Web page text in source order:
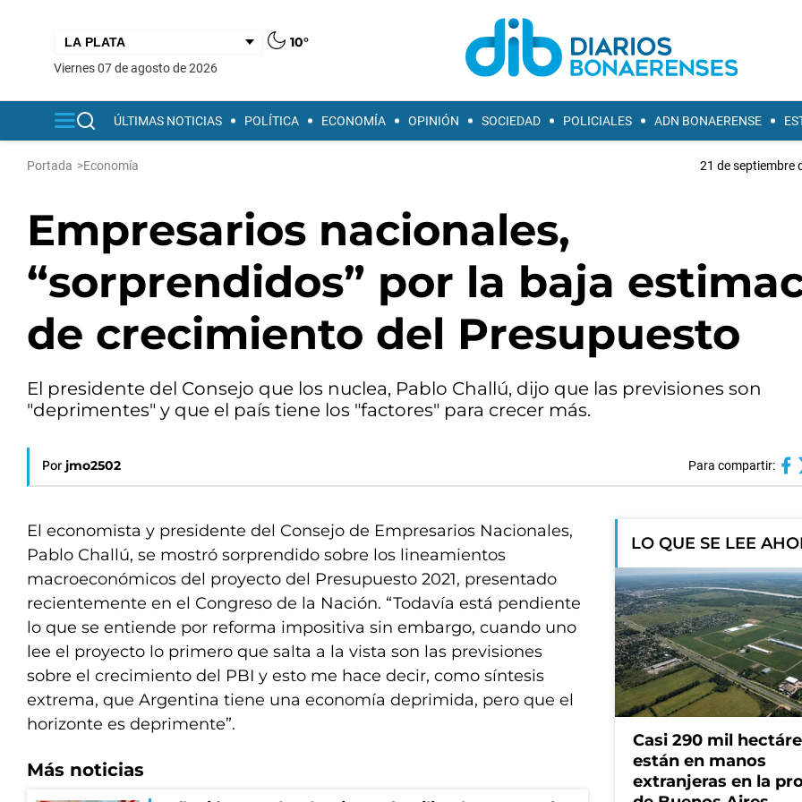
10°
viernes 07 de agosto de 2026
ÚLTIMAS NOTICIAS POLÍTICA ECONOMÍA OPINIÓN SOCIEDAD POLICIALES ADN BONAERENSE
Portada >Economía 21 de septiembre
Empresarios nacionales,
“sorprendidos” por la baja
de crecimiento del Presupuesto
El presidente del Consejo que los nuclea, Pablo Challú, dijo que las previsiones son
"deprimentes" y que el país tiene los "factores" para crecer más.
Por jmo2502 Para compartir:
El economista y presidente del Consejo de Empresarios Nacionales,
Pablo Challú, se mostró sorprendido sobre los lineamientos
macroeconómicos del proyecto del Presupuesto 2021, presentado
recientemente en el Congreso de la Nación. “Todavía está pendiente
lo que se entiende por reforma impositiva sin embargo, cuando uno
lee el proyecto lo primero que salta a la vista son las previsiones
sobre el crecimiento del PBI y esto me hace decir, como síntesis
extrema, que Argentina tiene una economía deprimida, pero que el
horizonte es deprimente”.
Más noticias
LO QUE SE LEE
Casi 290 mil
están en manos
extranjeras en la